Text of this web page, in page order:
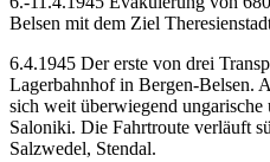
Belsen mit dem Ziel
6.4.1945 Der erste von drei
Lagerbahnhof in Bergen-Belsen.
sich weit überwiegend ungarische
Saloniki. Die Fahrtroute verläuft
Salzwedel, Stendal.